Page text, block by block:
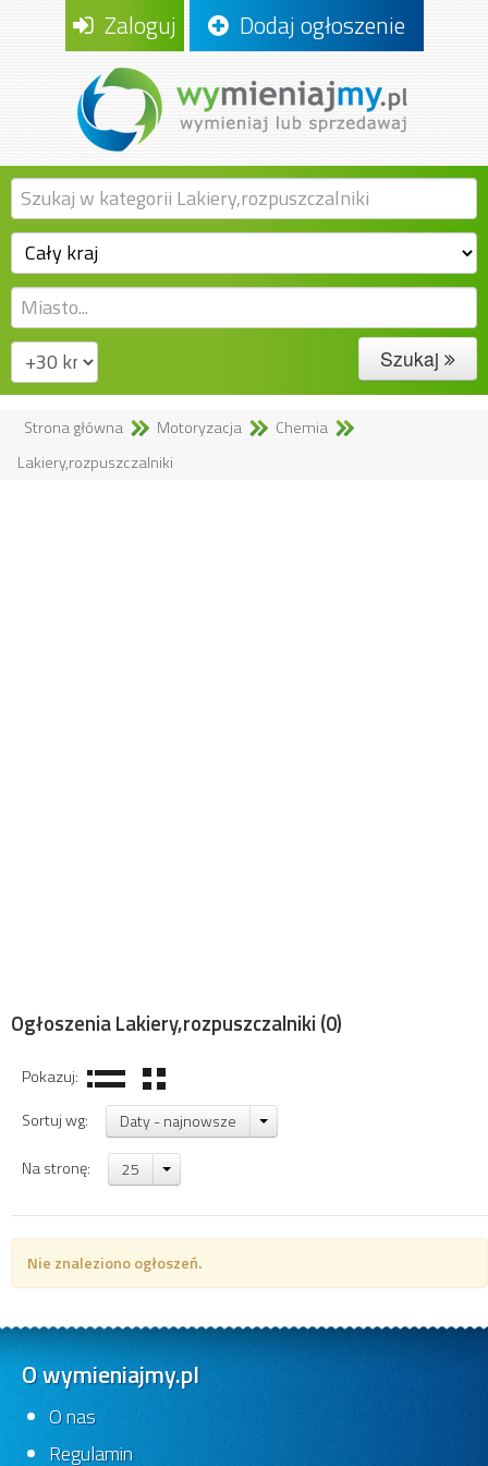
Zaloguj Dodaj ogłoszenie
Szukaj
Strona główna Motoryzacja
Chemia
Lakiery,rozpuszczalniki
Ogłoszenia Lakiery,rozpuszczalniki (0)
Pokazuj:
Sortuj wg:
Daty - najnowsze
Na stronę: 25
Nie znaleziono ogłoszeń.
O wymieniajmy.pl
O nas
Regulamin